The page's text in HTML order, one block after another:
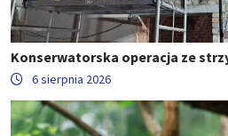
Konserwatorska operacja ze
6 sierpnia 2026